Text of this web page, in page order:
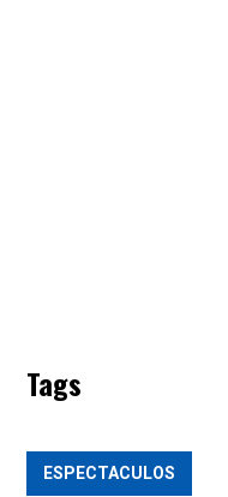
Tags
ESPECTACULOS